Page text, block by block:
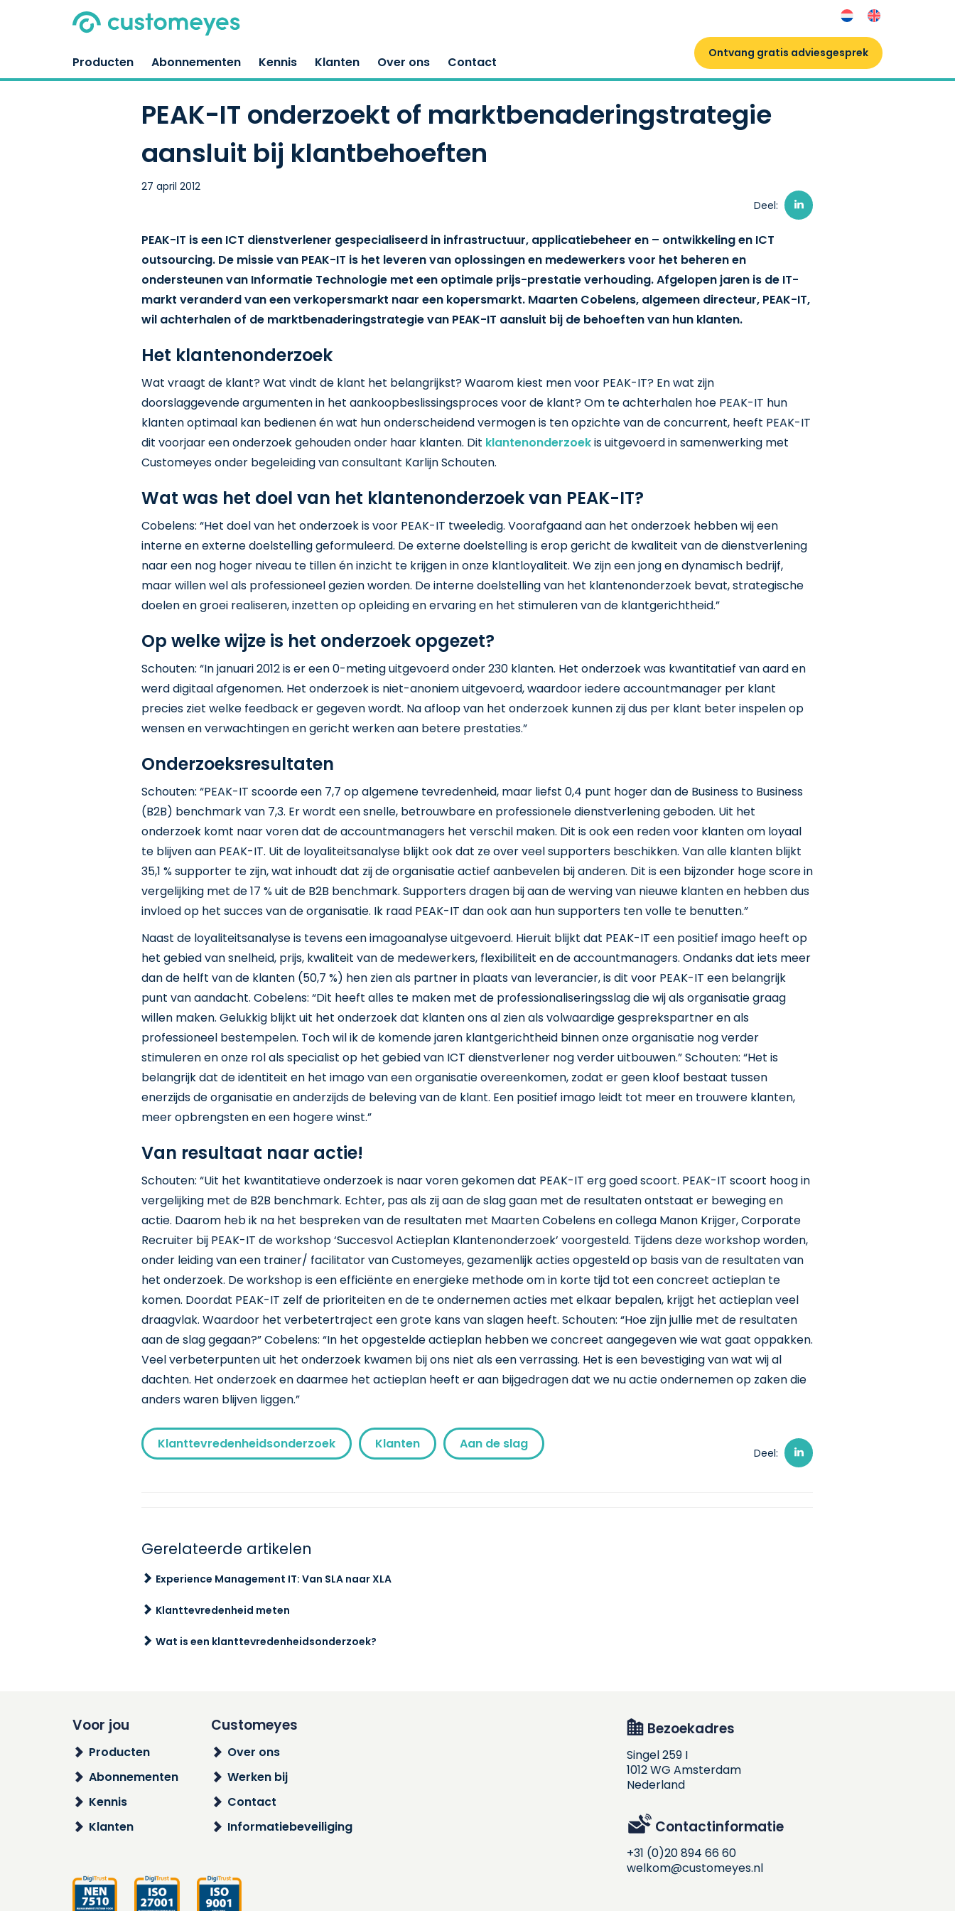
Producten Abonnementen Kennis Klanten Over ons Contact
Ontvang gratis adviesgesprek
PEAK-IT onderzoekt of marktbenaderingstrategie
aansluit bij klantbehoeften
27 april 2012
Deel:
PEAK-IT is een ICT dienstverlener gespecialiseerd in infrastructuur, applicatiebeheer en – ontwikkeling en ICT
outsourcing. De missie van PEAK-IT is het leveren van oplossingen en medewerkers voor het beheren en
ondersteunen van Informatie Technologie met een optimale prijs-prestatie verhouding. Afgelopen jaren is de IT-
markt veranderd van een verkopersmarkt naar een kopersmarkt. Maarten Cobelens, algemeen directeur, PEAK-IT,
wil achterhalen of de marktbenaderingstrategie van PEAK-IT aansluit bij de behoeften van hun klanten.
Het klantenonderzoek
Wat vraagt de klant? Wat vindt de klant het belangrijkst? Waarom kiest men voor PEAK-IT? En wat zijn
doorslaggevende argumenten in het aankoopbeslissingsproces voor de klant? Om te achterhalen hoe PEAK-IT hun
klanten optimaal kan bedienen én wat hun onderscheidend vermogen is ten opzichte van de concurrent, heeft PEAK-IT
dit voorjaar een onderzoek gehouden onder haar klanten. Dit klantenonderzoekis uitgevoerd in samenwerking met
Customeyes onder begeleiding van consultant Karlijn Schouten.
Wat was het doel van het klantenonderzoek van PEAK-IT?
Cobelens: “Het doel van het onderzoek is voor PEAK-IT tweeledig. Voorafgaand aan het onderzoek hebben wij een
interne en externe doelstelling geformuleerd. De externe doelstelling is erop gericht de kwaliteit van de dienstverlening
naar een nog hoger niveau te tillen én inzicht te krijgen in onze klantloyaliteit. We zijn een jong en dynamisch bedrijf,
maar willen wel als professioneel gezien worden. De interne doelstelling van het klantenonderzoek bevat, strategische
doelen en groei realiseren, inzetten op opleiding en ervaring en het stimuleren van de klantgerichtheid.”
Op welke wijze is het onderzoek opgezet?
Schouten: “In januari 2012 is er een 0-meting uitgevoerd onder 230 klanten. Het onderzoek was kwantitatief van aard en
werd digitaal afgenomen. Het onderzoek is niet-anoniem uitgevoerd, waardoor iedere accountmanager per klant
precies ziet welke feedback er gegeven wordt. Na afloop van het onderzoek kunnen zij dus per klant beter inspelen op
wensen en verwachtingen en gericht werken aan betere prestaties.”
Onderzoeksresultaten
Schouten: “PEAK-IT scoorde een 7,7 op algemene tevredenheid, maar liefst 0,4 punt hoger dan de Business to Business
(B2B) benchmark van 7,3. Er wordt een snelle, betrouwbare en professionele dienstverlening geboden. Uit het
onderzoek komt naar voren dat de accountmanagers het verschil maken. Dit is ook een reden voor klanten om loyaal
te blijven aan PEAK-IT. Uit de loyaliteitsanalyse blijkt ook dat ze over veel supporters beschikken. Van alle klanten blijkt
35,1 % supporter te zijn, wat inhoudt dat zij de organisatie actief aanbevelen bij anderen. Dit is een bijzonder hoge score in
vergelijking met de 17 % uit de B2B benchmark. Supporters dragen bij aan de werving van nieuwe klanten en hebben dus
invloed op het succes van de organisatie. Ik raad PEAK-IT dan ook aan hun supporters ten volle te benutten.”
Naast de loyaliteitsanalyse is tevens een imagoanalyse uitgevoerd. Hieruit blijkt dat PEAK-IT een positief imago heeft op
het gebied van snelheid, prijs, kwaliteit van de medewerkers, flexibiliteit en de accountmanagers. Ondanks dat iets meer
dan de helft van de klanten (50,7 %) hen zien als partner in plaats van leverancier, is dit voor PEAK-IT een belangrijk
punt van aandacht. Cobelens: “Dit heeft alles te maken met de professionaliseringsslag die wij als organisatie graag
willen maken. Gelukkig blijkt uit het onderzoek dat klanten ons al zien als volwaardige gesprekspartner en als
professioneel bestempelen. Toch wil ik de komende jaren klantgerichtheid binnen onze organisatie nog verder
stimuleren en onze rol als specialist op het gebied van ICT dienstverlener nog verder uitbouwen.” Schouten: “Het is
belangrijk dat de identiteit en het imago van een organisatie overeenkomen, zodat er geen kloof bestaat tussen
enerzijds de organisatie en anderzijds de beleving van de klant. Een positief imago leidt tot meer en trouwere klanten,
meer opbrengsten en een hogere winst.”
Van resultaat naar actie!
Schouten: “Uit het kwantitatieve onderzoek is naar voren gekomen dat PEAK-IT erg goed scoort. PEAK-IT scoort hoog in
vergelijking met de B2B benchmark. Echter, pas als zij aan de slag gaan met de resultaten ontstaat er beweging en
actie. Daarom heb ik na het bespreken van de resultaten met Maarten Cobelens en collega Manon Krijger, Corporate
Recruiter bij PEAK-IT de workshop ‘Succesvol Actieplan Klantenonderzoek’ voorgesteld. Tijdens deze workshop worden,
onder leiding van een trainer/ facilitator van Customeyes, gezamenlijk acties opgesteld op basis van de resultaten van
het onderzoek. De workshop is een efficiënte en energieke methode om in korte tijd tot een concreet actieplan te
komen. Doordat PEAK-IT zelf de prioriteiten en de te ondernemen acties met elkaar bepalen, krijgt het actieplan veel
draagvlak. Waardoor het verbetertraject een grote kans van slagen heeft. Schouten: “Hoe zijn jullie met de resultaten
aan de slag gegaan?” Cobelens: “In het opgestelde actieplan hebben we concreet aangegeven wie wat gaat oppakken.
Veel verbeterpunten uit het onderzoek kwamen bij ons niet als een verrassing. Het is een bevestiging van wat wij al
dachten. Het onderzoek en daarmee het actieplan heeft er aan bijgedragen dat we nu actie ondernemen op zaken die
anders waren blijven liggen.”
Klanttevredenheidsonderzoek Klanten Aan de slag
Deel:
Gerelateerde artikelen
Experience Management IT: Van SLA naar XLA
Klanttevredenheid meten
Wat is een klanttevredenheidsonderzoek?
Voor jou
Producten
Abonnementen
Kennis
Klanten
Customeyes
Over ons
Werken bij
Contact
Informatiebeveiliging
Bezoekadres
Singel 259 I
1012 WG Amsterdam
Nederland
Contactinformatie
+31 (0)20 894 66 60
welkom@customeyes.nl